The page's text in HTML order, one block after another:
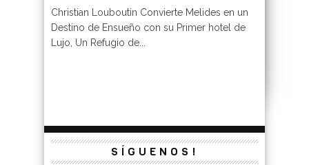
Christian Louboutin Convierte Melides en un
Destino de Ensueño con su Primer hotel de
Lujo, Un Refugio de...
SÍGUENOS!